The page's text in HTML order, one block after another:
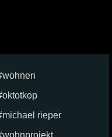
wohnen
oktotkop
michael rieper